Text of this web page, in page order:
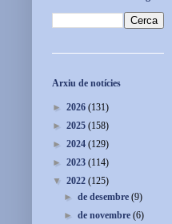
Arxiu de notícies
► 2026 (131)
► 2025 (158)
► 2024 (129)
► 2023 (114)
▼ 2022 (125)
►de desembre(9)
►de novembre(6)